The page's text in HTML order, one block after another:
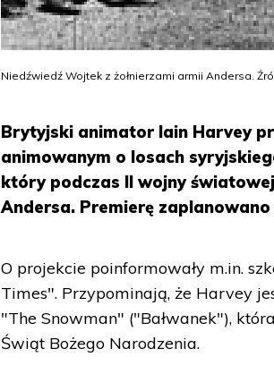
Niedźwiedź Wojtek z żołnierzami armii Andersa.
Brytyjski animator Iain Harvey
animowanym o losach
który podczas II wojny
Andersa. Premierę
O projekcie poinformowały m.in.
Times". Przypominają, że Harvey
"The Snowman" ("Bałwanek"),
Świąt Bożego Narodzenia.